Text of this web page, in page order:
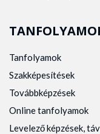
Tanfolyamok
Szakképesítések
Továbbképzések
Online tanfolyamok
Levelező képzések,